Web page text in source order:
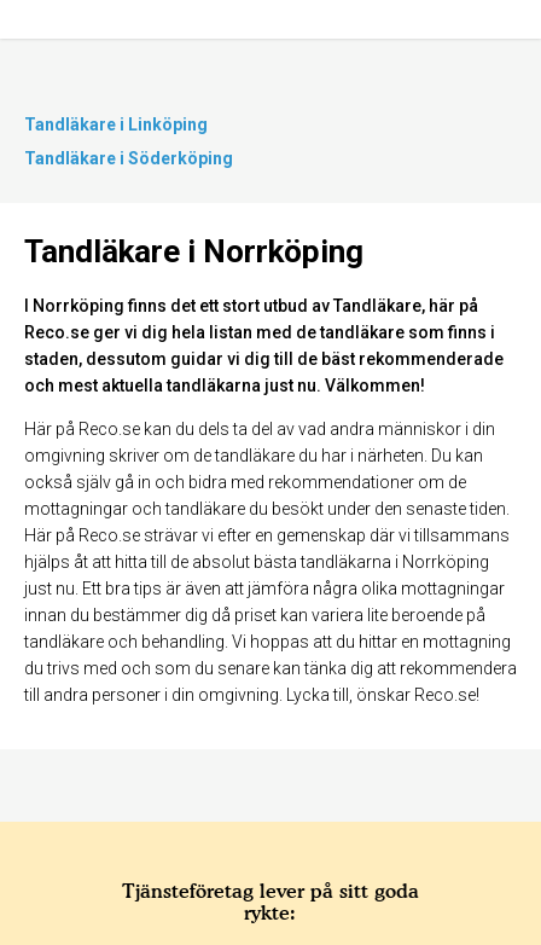
Tandläkare i Linköping
Tandläkare i Söderköping
Tandläkare i Norrköping
I Norrköping finns det ett stort utbud av Tandläkare, här på
Reco.se ger vi dig hela listan med de tandläkare som finns i
staden, dessutom guidar vi dig till de bäst rekommenderade
och mest aktuella tandläkarna just nu. Välkommen!
Här på Reco.se kan du dels ta del av vad andra människor i din
omgivning skriver om de tandläkare du har i närheten. Du kan
också själv gå in och bidra med rekommendationer om de
mottagningar och tandläkare du besökt under den senaste tiden.
Här på Reco.se strävar vi efter en gemenskap där vi tillsammans
hjälps åt att hitta till de absolut bästa tandläkarna i Norrköping
just nu. Ett bra tips är även att jämföra några olika mottagningar
innan du bestämmer dig då priset kan variera lite beroende på
tandläkare och behandling. Vi hoppas att du hittar en mottagning
du trivs med och som du senare kan tänka dig att rekommendera
till andra personer i din omgivning. Lycka till, önskar Reco.se!
Tjänsteföretag lever på sitt goda
rykte: